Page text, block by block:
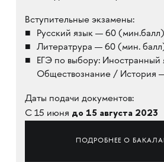
Вступительные экзамены:
Русский язык — 60 (мин.балл)
Литератрура — 60 (мин.
ЕГЭ по выбору: Иностранный
Обществознание / История
Даты подачи документов:
C 15 июня до 15 августа 2023
ПОДРОБНЕЕ О